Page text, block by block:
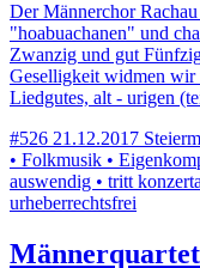
Der Männerchor
"hoabuachanen" und
Zwanzig und gut
Geselligkeit widmen wir
Liedgutes, alt - urigen
#526 21.12.2017
• Folkmusik •
auswendig • tritt
urheberrechtsfrei